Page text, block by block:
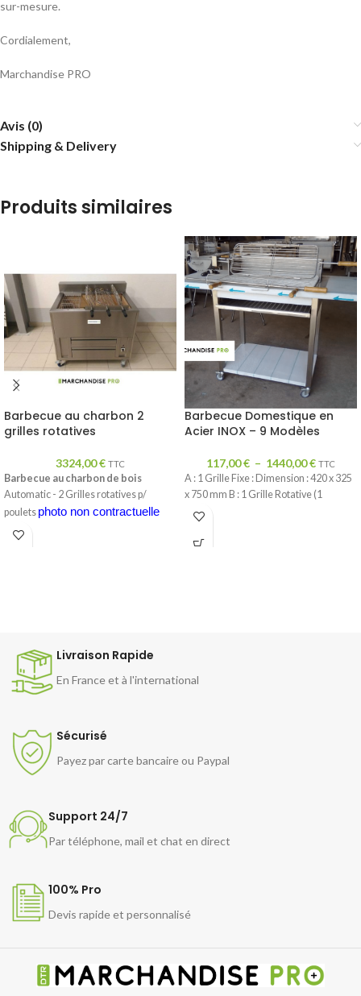
sur-mesure.
Cordialement,
Marchandise PRO
Avis (0)
Shipping & Delivery
Produits similaires
Barbecue au charbon 2
grilles rotatives
3324,00€ TTC
Barbecue au charbon de bois
Automatic - 2 Grilles rotatives p/
poulets photo non contractuelle
Barbecue Domestique en
Acier INOX – 9 Modèles
117,00€ – 1440,00€ TTC
A : 1 Grille Fixe : Dimension : 420 x 325
x 750 mm B : 1 Grille Rotative (1
Livraison Rapide
En France et à l'international
Sécurisé
Payez par carte bancaire ou Paypal
Support 24/7
Par téléphone, mail et chat en direct
100% Pro
Devis rapide et personnalisé